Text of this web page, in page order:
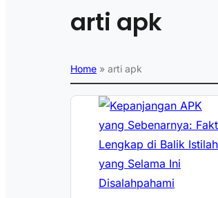
arti apk
Home » arti apk